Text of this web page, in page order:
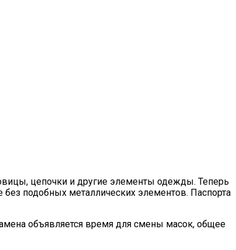
цепочки и другие элементы одежды. Теперь
подобных металлических элементов. Паспорта
объявляется время для смены масок, общее